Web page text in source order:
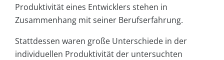
Produktivität eines Entwicklers stehen in
Zusammenhang mit seiner Berufserfahrung.
Stattdessen waren große Unterschiede in der
individuellen Produktivität der untersuchten